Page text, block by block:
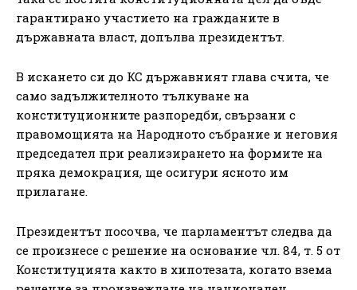
гарантирано участието на гражданите в
държавната власт, допълва президентът.
В искането си до КС държавният глава счита, че
само задължителното тълкуване на
конституционните разпоредби, свързани с
правомощията на Народното събрание и неговия
председател при реализирането на формите на
пряка демокрация, ще осигури ясното им
прилагане.
Президентът посочва, че парламентът следва да
се произнесе с решение на основание чл. 84, т. 5 от
Конституцията както в хипотезата, когато взема